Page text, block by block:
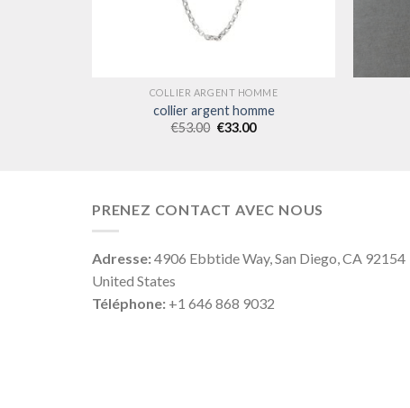
COLLIER ARGENT HOMME
collier argent homme
€53.00 €33.00
PRENEZ CONTACT AVEC NOUS
Adresse:4906 Ebbtide Way, San Diego, CA 92154
United States
Téléphone: +1 646 868 9032